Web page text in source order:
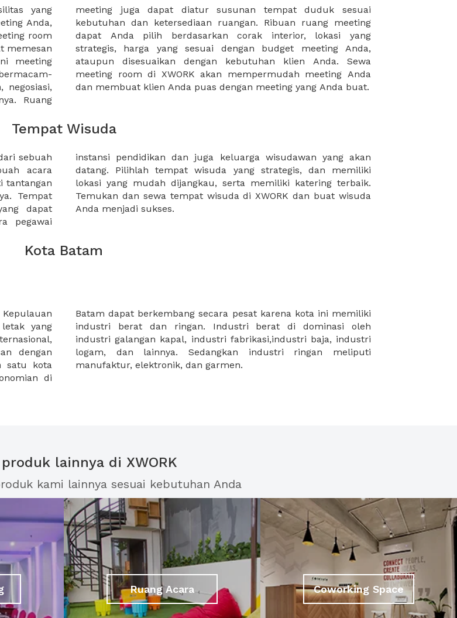
yang
Anda,
room
memesan
meeting
negosiasi,
Ruang
sesuai
meeting
yang
Anda,
Sewa
Anda
dan membuat klien Anda puas dengan meeting yang Anda buat.
Tempat Wisuda
sebuah
acara
tantangan
Tempat
dapat
pegawai
akan
memiliki
terbaik.
wisuda
Anda menjadi sukses.
Kota Batam
yang
dengan
satu kota
di
memiliki
oleh
industri
meliputi
manufaktur, elektronik, dan garmen.
lainnya di XWORK
kami lainnya sesuai kebutuhan Anda
Ruang Acara Coworking Space